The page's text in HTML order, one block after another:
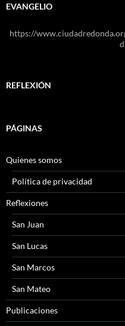
EVANGELIO
https://
REFLEXIÓN
PÁGINAS
Quienes somos
Política de privacidad
Reflexiones
San Juan
San Lucas
San Marcos
San Mateo
Publicaciones